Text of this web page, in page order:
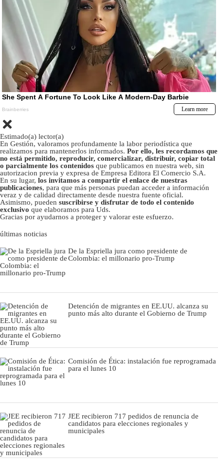
Estimado(a) lector(a)
En Gestión, valoramos profundamente la labor periodística que
realizamos para mantenerlos informados. Por ello, les recordamos que
no está permitido, reproducir, comercializar, distribuir, copiar total
o parcialmente los contenidos que publicamos en nuestra web, sin
autorizacion previa y expresa de Empresa Editora El Comercio S.A.
En su lugar, los invitamos a compartir el enlace de nuestras
publicaciones, para que más personas puedan acceder a información
veraz y de calidad directamente desde nuestra fuente oficial.
Asimismo, pueden suscribirse y disfrutar de todo el contenido
exclusivo que elaboramos para Uds.
Gracias por ayudarnos a proteger y valorar este esfuerzo.
últimas noticias
De la Espriella jura como presidente de
Colombia: el millonario pro-Trump
Detención de migrantes en EE.UU. alcanza su
punto más alto durante el Gobierno de Trump
Comisión de Ética: instalación fue reprogramada
para el lunes 10
JEE recibieron 717 pedidos de renuncia de
candidatos para elecciones regionales y
municipales